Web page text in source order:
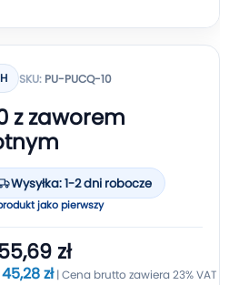
SKU: PU-PUCQ-10
z zaworem
Wysyłka: 1-2 dni robocze
jako pierwszy
zł
45,28 zł